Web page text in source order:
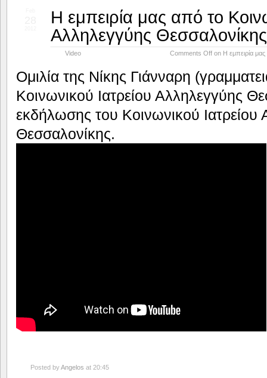
Η εμπειρία μας από το
Αλληλεγγύης Θεσσαλονίκης
Video Comments Off on Η εμπειρία
Ομιλία της Νίκης Γιάνναρη
Κοινωνικού Ιατρείου Αλληλεγγύης
εκδήλωσης του Κοινωνικού Ιατρείου
Θεσσαλονίκης.
Posted byAngelos at 20:45